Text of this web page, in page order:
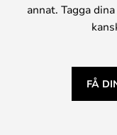
annat. Tagga
FÅ